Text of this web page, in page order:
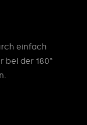
einfach
bei der 180°